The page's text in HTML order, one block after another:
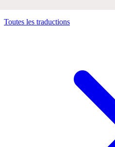
Toutes les traductions